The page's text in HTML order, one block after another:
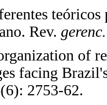
Rev.
of
facing
2753-62.